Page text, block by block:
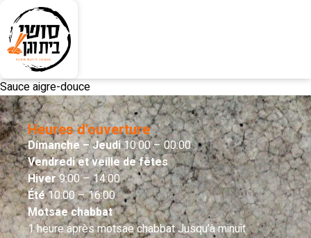
Sauce aigre-douce
Heures d'ouverture
Dimanche – Jeudi10:00 – 00:00
Vendredi et veille de fêtes
Hiver9:00 – 14:00
Été10:00 – 16:00
Motsae chabbat
1 heure après motsae chabbat Jusqu’à minuit